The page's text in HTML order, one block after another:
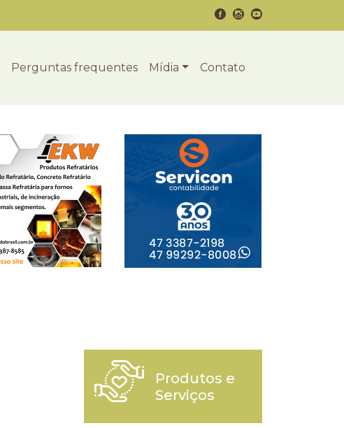
Perguntas frequentes Mídia Contato
Produtos e
Serviços